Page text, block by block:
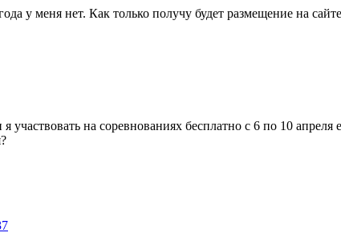
у меня нет. Как только получу будет размещение на сайте
на соревнованиях бесплатно с 6 по 10